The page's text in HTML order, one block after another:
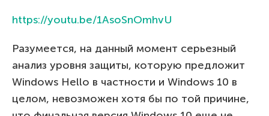
https://youtu.be/1AsoSnOmhvU
Разумеется, на данный момент серьезный
анализ уровня защиты, которую предложит
Windows Hello в частности и Windows 10 в
целом, невозможен хотя бы по той причине,